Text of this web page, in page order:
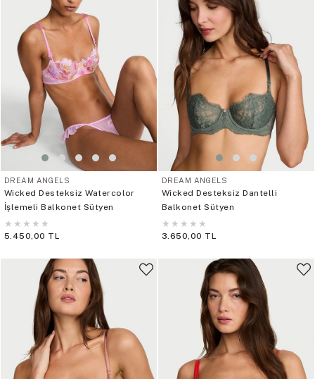
DREAM ANGELS
Wicked Desteksiz Watercolor
İşlemeli Balkonet Sütyen
★ ★ ★ ★ ★
5.450,00 TL
DREAM ANGELS
Wicked Desteksiz Dantelli
Balkonet Sütyen
★ ★ ★ ★ ★
3.650,00 TL